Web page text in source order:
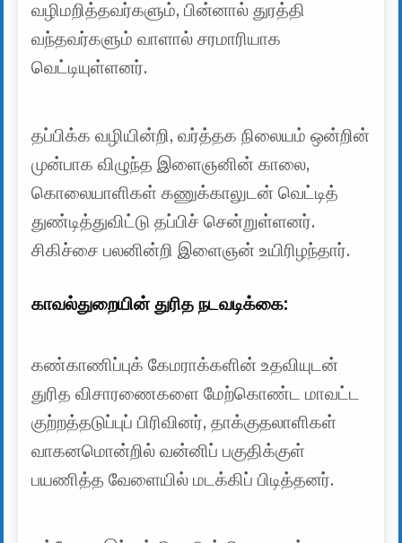
வழிமறித்தவர்களும், பின்னால் துரத்தி
வந்தவர்களும் வாளால் சரமாரியாக
வெட்டியுள்ளனர்.
தப்பிக்க வழியின்றி, வர்த்தக நிலையம் ஒன்றின்
முன்பாக விழுந்த இளைஞனின் காலை,
கொலையாளிகள் கணுக்காலுடன் வெட்டித்
துண்டித்துவிட்டு தப்பிச் சென்றுள்ளனர்.
சிகிச்சை பலனின்றி இளைஞன் உயிரிழந்தார்.
காவல்துறையின் துரித நடவடிக்கை:
கண்காணிப்புக் கேமராக்களின் உதவியுடன்
துரித விசாரணைகளை மேற்கொண்ட மாவட்ட
குற்றத்தடுப்புப் பிரிவினர், தாக்குதலாளிகள்
வாகனமொன்றில் வன்னிப் பகுதிக்குள்
பயணித்த வேளையில் மடக்கிப் பிடித்தனர்.